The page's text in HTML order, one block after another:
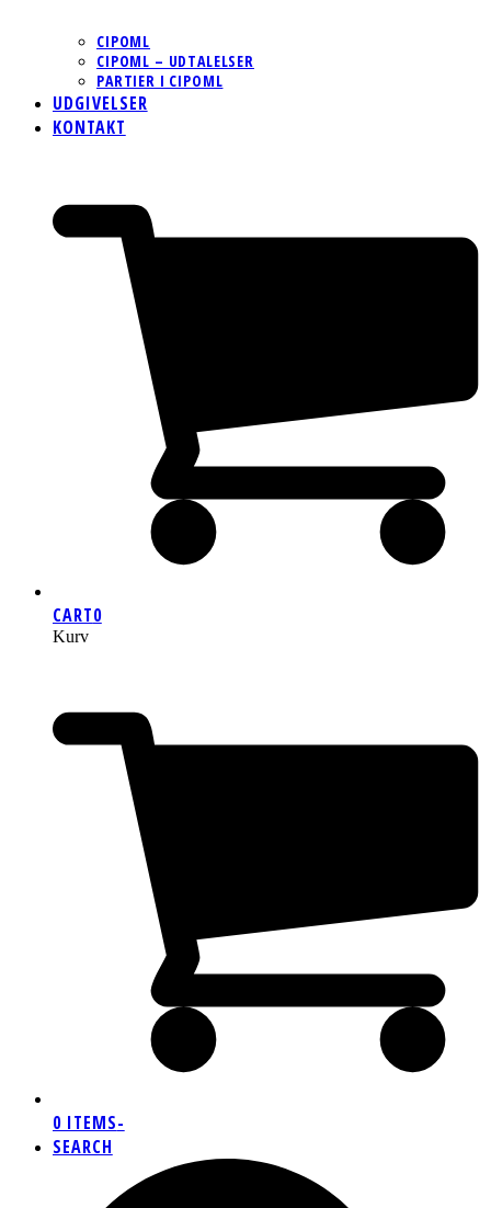
CIPOML
CIPOML – UDTALELSER
PARTIER I CIPOML
UDGIVELSER
KONTAKT
CART0
Kurv
0 ITEMS-
SEARCH